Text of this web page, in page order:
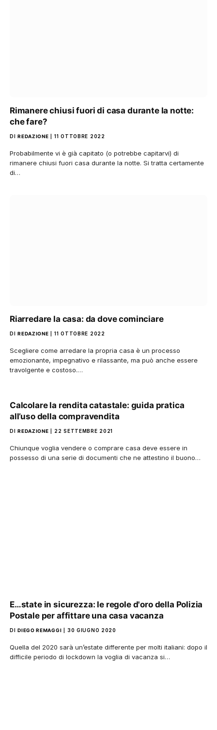
Rimanere chiusi fuori di casa durante la notte:
che fare?
DI REDAZIONE 11 OTTOBRE 2022
Probabilmente vi è già capitato (o potrebbe capitarvi) di
rimanere chiusi fuori casa durante la notte. Si tratta certamente
di…
Riarredare la casa: da dove cominciare
DI REDAZIONE 11 OTTOBRE 2022
Scegliere come arredare la propria casa è un processo
emozionante, impegnativo e rilassante, ma può anche essere
travolgente e costoso.…
Calcolare la rendita catastale: guida pratica
all’uso della compravendita
DI REDAZIONE 22 SETTEMBRE 2021
Chiunque voglia vendere o comprare casa deve essere in
possesso di una serie di documenti che ne attestino il buono…
E…state in sicurezza: le regole d'oro della Polizia
Postale per affittare una casa vacanza
DI DIEGO REMAGGI 30 GIUGNO 2020
Quella del 2020 sarà un’estate differente per molti italiani: dopo il
difficile periodo di lockdown la voglia di vacanza si…